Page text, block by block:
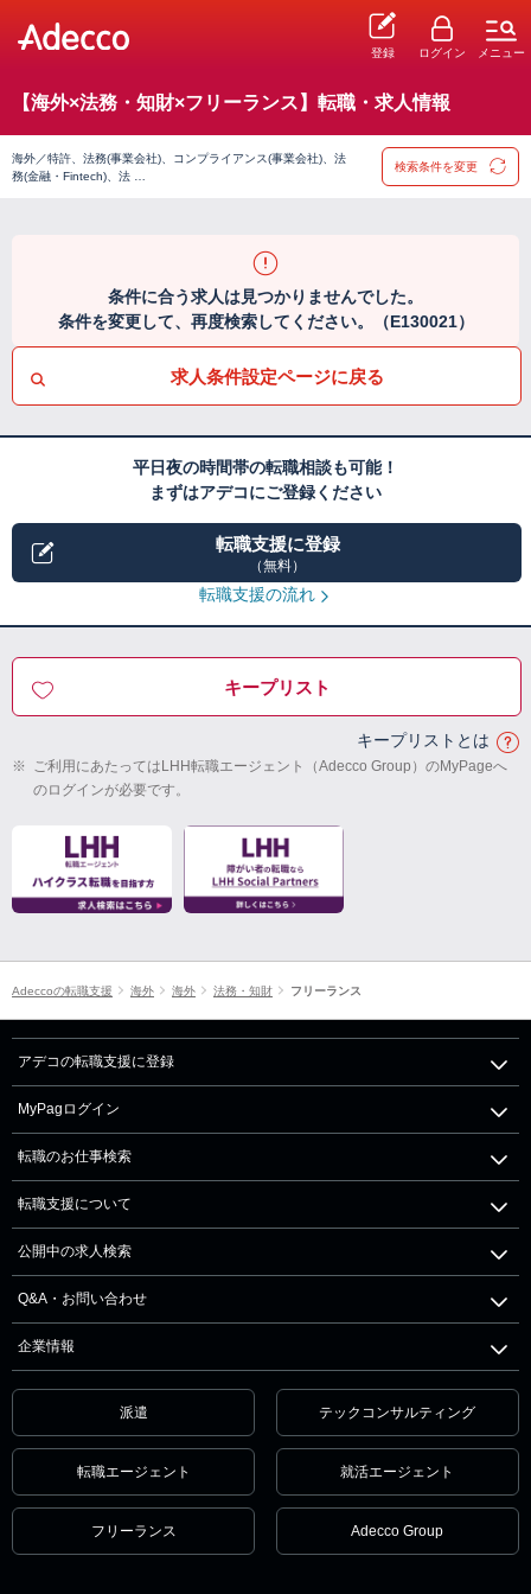
登録 ログイン メニュー
【海外×法務・知財×フリーランス】転職・求人情報
海外／特許、法務(事業会社)、コンプライアンス(事業会社)、法
務(金融・Fintech)、法 …
検索条件を変更
条件に合う求人は見つかりませんでした。
条件を変更して、再度検索してください。（E130021）
求人条件設定ページに戻る
平日夜の時間帯の転職相談も可能！
まずはアデコにご登録ください
転職支援に登録
（無料）
転職支援の流れ
キープリスト
キープリストとは
※ ご利用にあたってはLHH転職エージェント（Adecco Group）のMyPageへ
のログインが必要です。
Adeccoの転職支援 海外 海外 法務・知財 フリーランス
アデコの転職支援に登録
MyPagログイン
転職のお仕事検索
転職支援について
公開中の求人検索
Q&A・お問い合わせ
企業情報
派遣 テックコンサルティング
転職エージェント 就活エージェント
フリーランス Adecco Group